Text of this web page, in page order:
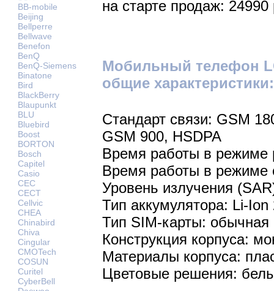
BB-mobile
Beijing
Bellperre
Bellwave
Benefon
BenQ
BenQ-Siemens
Binatone
Bird
BlackBerry
Blaupunkt
BLU
Bluebird
Boost
BORTON
Bosch
Capitel
Casio
CEC
CECT
Cellvic
CHEA
Chinabird
Chiva
Cingular
CMOTech
COSUN
Curitel
CyberBell
на старте продаж: 24990
Мобильный телефон
общие характеристики:
Стандарт связи: GSM
GSM 900, HSDPA
Время работы в режиме
Время работы в режиме
Уровень излучения
Тип аккумулятора: Li-
Тип SIM-карты: обычная
Конструкция корпуса:
Материалы корпуса:
Цветовые решения: